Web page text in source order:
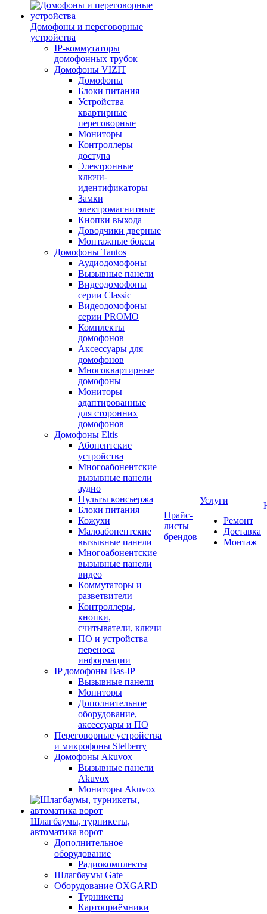
Домофоны и переговорные
устройства
IP-коммутаторы
домофонных трубок
Домофоны VIZIT
Домофоны
Блоки питания
Устройства
квартирные
переговорные
Мониторы
Контроллеры
доступа
Электронные
ключи-
идентификаторы
Замки
электромагнитные
Кнопки выхода
Доводчики дверные
Монтажные боксы
Домофоны Tantos
Аудиодомофоны
Вызывные панели
Видеодомофоны
серии Classic
Видеодомофоны
серии PROMO
Комплекты
домофонов
Аксессуары для
домофонов
Многоквартирные
домофоны
Мониторы
адаптированные
для сторонних
домофонов
Домофоны Eltis
Абонентские
устройства
Многоабонентские
вызывные панели
аудио
Пульты консьержа
Блоки питания
Кожухи
Малоабонентские
вызывные панели
Многоабонентские
вызывные панели
видео
Коммутаторы и
разветвители
Контроллеры,
кнопки,
считыватели, ключи
ПО и устройства
переноса
информации
IP домофоны Bas-IP
Вызывные панели
Мониторы
Дополнительное
оборудование,
аксессуары и ПО
Переговорные устройства
и микрофоны Stelberry
Домофоны Akuvox
Вызывные панели
Akuvox
Мониторы Akuvox
Шлагбаумы, турникеты,
автоматика ворот
Дополнительное
оборудование
Радиокомплекты
Шлагбаумы Gate
Оборудование OXGARD
Турникеты
Картоприёмники
Прайс-
листы
брендов
Услуги
Ремонт
Доставка
Монтаж